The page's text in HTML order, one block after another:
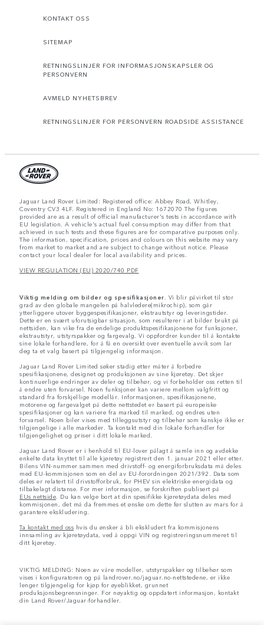
KONTAKT OSS
SITEMAP
RETNINGSLINJER FOR INFORMASJONSKAPSLER OG
PERSONVERN
AVMELD NYHETSBREV
RETNINGSLINJER FOR PERSONVERN ROADSIDE ASSISTANCE
Jaguar Land Rover Limited: Registered office: Abbey Road, Whitley,
Coventry CV3 4LF. Registered in England No: 1672070 The figures
provided are as a result of official manufacturer's tests in accordance with
EU legislation. A vehicle's actual fuel consumption may differ from that
achieved in such tests and these figures are for comparative purposes only.
The information, specification, prices and colours on this website may vary
from market to market and are subject to change without notice. Please
contact your local dealer for local availability and prices.
VIEW REGULATION (EU) 2020/740 PDF
Viktig melding om bilder og spesifikasjoner. Vi blir påvirket til stor
grad av den globale mangelen på halvledere(mikrochip), som går
ytterliggere utover byggespesifikasjoner, ekstrautstyr og leveringstider.
Dette er en svært uforutsigbar situasjon, som resulterer i at bilder brukt på
nettsiden, kan vike fra de endelige produktspesifikasjonene for funksjoner,
ekstrautstyr, utstyrspakker og fargevalg. Vi oppfordrer kunder til å kontakte
sine lokale forhandlere, for å få en oversikt over eventuelle avvik som lar
deg ta et valg basert på tilgjengelig informasjon.
Jaguar Land Rover Limited søker stadig etter måter å forbedre
spesifikasjonene, designet og produksjonen av sine kjøretøy. Det skjer
kontinuerlige endringer av deler og tilbehør, og vi forbeholder oss retten til
å endre uten forvarsel. Noen funksjoner kan variere mellom valgfritt og
standard fra forskjellige modellår. Informasjonen, spesifikasjonene,
motorene og fargevalget på dette nettstedet er basert på europeiske
spesifikasjoner og kan variere fra marked til marked, og endres uten
forvarsel. Noen biler vises med tilleggsutstyr og tilbehør som kanskje ikke er
tilgjengelige i alle markeder. Ta kontakt med din lokale forhandler for
tilgjengelighet og priser i ditt lokale marked.
Jaguar Land Rover er i henhold til EU-lover pålagt å samle inn og avdekke
enkelte data knyttet til alle kjøretøy registrert den 1. januar 2021 eller etter.
Bilens VIN-nummer sammen med drivstoff- og energiforbruksdata må deles
med EU-kommisjonen som en del av EU-forordningen 2021/392. Data som
deles er relatert til drivstofforbruk, for PHEV sin elektriske energidata og
tilbakelagt distanse. For mer informasjon, se forskriften publisert på
EUs nettside . Du kan velge bort at din spesifikke kjøretøydata deles med
kommisjonen, det må da fremmes et ønske om dette før slutten av mars for å
garantere ekskludering.
Ta kontakt med oss hvis du ønsker å bli ekskludert fra kommisjonens
innsamling av kjøretøydata, ved å oppgi VIN og registreringsnummeret til
ditt kjøretøy.
VIKTIG MELDING: Noen av våre modeller, utstyrspakker og tilbehør som
vises i konfiguratoren og på landrover.no/jaguar.no-nettstedene, er ikke
lenger tilgjengelig for kjøp for øyeblikket, grunnet
produksjonsbegrensninger. For nøyaktig og oppdatert informasjon, kontakt
din Land Rover/Jaguar-forhandler.